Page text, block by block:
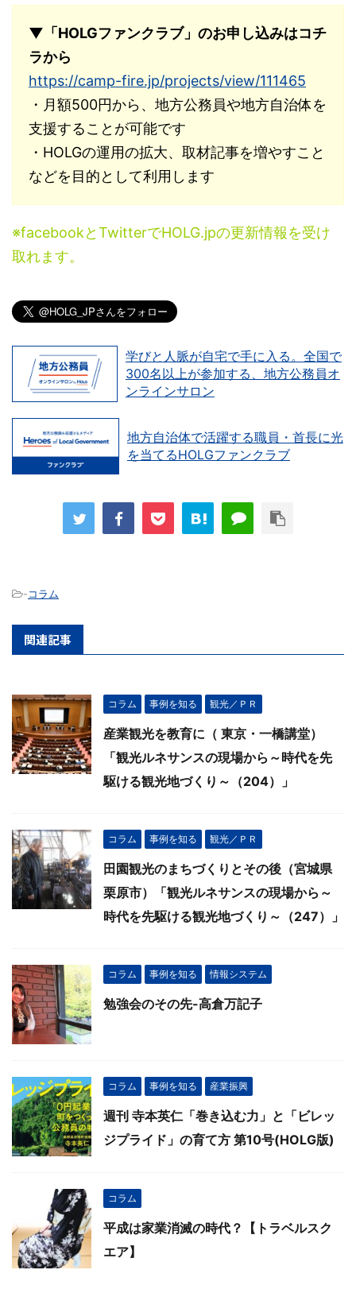
▼「HOLGファンクラブ」のお申し込みはコチ
ラから
https://camp-fire.jp/projects/view/111465
・月額500円から、地方公務員や地方自治体を
支援することが可能です
・HOLGの運用の拡大、取材記事を増やすこと
などを目的として利用します
※facebookとTwitterでHOLG.jpの更新情報を受け
取れます。
学びと人脈が自宅で手に入る。全国で
300名以上が参加する、地方公務員オ
ンラインサロン
地方自治体で活躍する職員・首長に光
を当てるHOLGファンクラブ
-コラム
関連記事
コラム 事例を知る 観光／ＰＲ
産業観光を教育に（ 東京・一橋講堂）
「観光ルネサンスの現場から～時代を先
駆ける観光地づくり～（204）」
コラム 事例を知る 観光／ＰＲ
田園観光のまちづくりとその後（宮城県
栗原市）「観光ルネサンスの現場から～
時代を先駆ける観光地づくり～（247）」
コラム 事例を知る 情報システム
勉強会のその先-高倉万記子
コラム 事例を知る 産業振興
週刊 寺本英仁「巻き込む力」と「ビレッ
ジプライド」の育て方 第10号(HOLG版)
コラム
平成は家業消滅の時代？【トラベルスク
エア】